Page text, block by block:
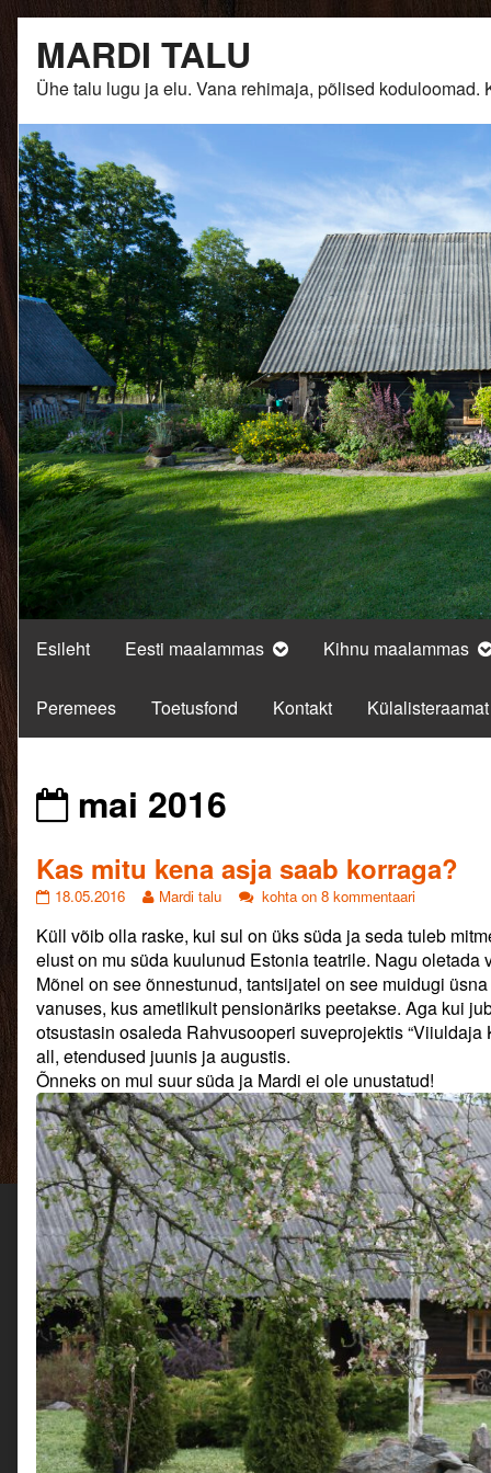
content
MARDI TALU
Ühe talu lugu ja elu. Vana rehimaja, põlised
Esileht Eesti maalammas Kihnu maalammas
Peremees Toetusfond Kontakt Külalisteraamat
Posts
from
mai 2016
Kas mitu kena asja saab korraga?
Kas
kena
asja
saab
korraga?
published
on
18.05.2016
Read
posts
by
the
author
of
Kas
mitu
kena
asja
saab
korraga?,
Mardi talu
Kas
kena
asja
saab
korraga?
kohta on 8 kommentaari
Küll võib olla raske, kui sul on üks süda ja seda tuleb
elust on mu süda kuulunud Estonia teatrile. Nagu oletada
Mõnel on see õnnestunud, tantsijatel on see muidugi
vanuses, kus ametlikult pensionäriks peetakse. Aga kui
otsustasin osaleda Rahvusooperi suveprojektis “Viiuldaja
all, etendused juunis ja augustis.
Õnneks on mul suur süda ja Mardi ei ole unustatud!